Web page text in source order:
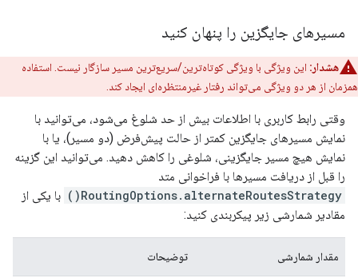
مسیرهای جایگزین را پنهان کنید
هشدار: این ویژگی با ویژگی کوتاه‌ترین/سریع‌ترین مسیر سازگار نیست. استفاده
همزمان از هر دو ویژگی می‌تواند رفتار غیرمنتظره‌ای ایجاد کند.
وقتی رابط کاربری با اطلاعات بیش از حد شلوغ می‌شود، می‌توانید با
نمایش مسیرهای جایگزین کمتر از حالت پیش‌فرض (دو مسیر)، یا با
نمایش هیچ مسیر جایگزینی، شلوغی را کاهش دهید. می‌توانید این گزینه
را قبل از دریافت مسیرها با فراخوانی متد
RoutingOptions.alternateRoutesStrategy()
با یکی از
مقادیر شمارشی زیر پیکربندی کنید:
مقدار شمارشی توضیحات